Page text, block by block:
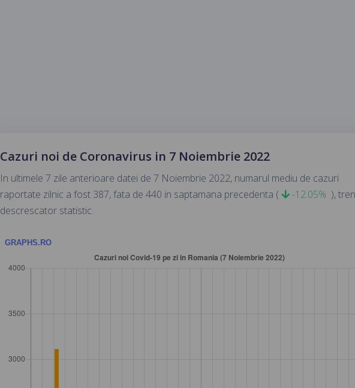
Cazuri noi de Coronavirus in 7 Noiembrie 2022
In ultimele 7 zile anterioare datei de 7 Noiembrie 2022, numarul mediu de cazuri
raportate zilnic a fost 387, fata de 440 in saptamana precedenta (
-12.05% ),
descrescator statistic.